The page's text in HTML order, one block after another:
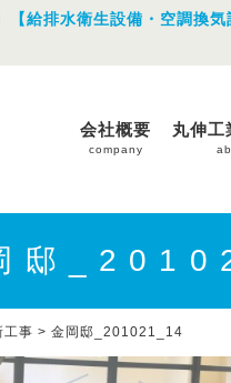
給排水衛生設備・空調換
会社概要
company
丸伸工
邸
工事 > 金岡邸_201021_14